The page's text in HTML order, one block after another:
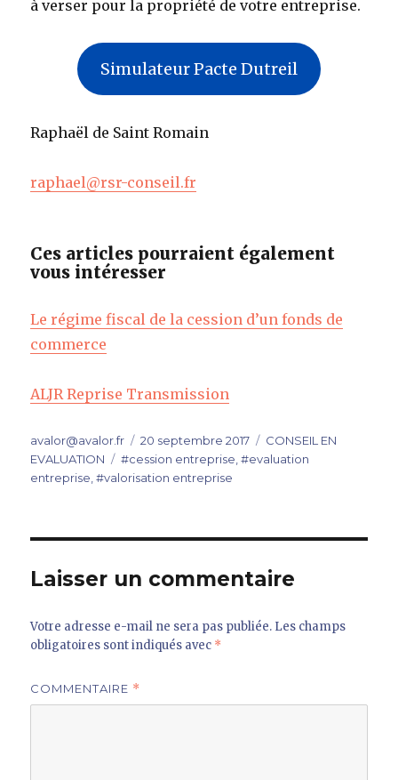
à verser pour la propriété de votre entreprise.
Simulateur Pacte Dutreil
Raphaël de Saint Romain
raphael@rsr-conseil.fr
Ces articles pourraient également
vous intéresser
Le régime fiscal de la cession d’un fonds de
commerce
ALJR Reprise Transmission
Auteur
avalor@avalor.fr
Publié
le
20 septembre 2017 Catégories
CONSEIL EN
EVALUATION
Étiquettes
#cession entreprise ,#evaluation
entreprise ,#valorisation entreprise
Laisser un commentaire
Votre adresse e-mail ne sera pas publiée. Les champs
obligatoires sont indiqués avec *
COMMENTAIRE *